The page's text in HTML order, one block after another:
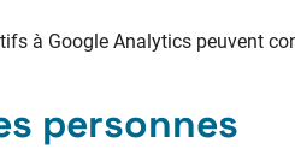
à Google Analytics peuvent
personnes